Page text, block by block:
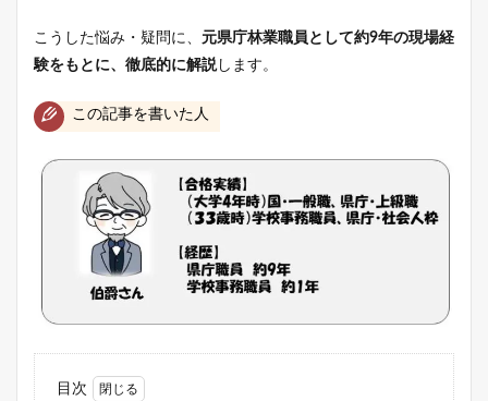
こうした悩み・疑問に、 元県庁林業職員として約9年の現場経
験をもとに、徹底的に解説します。
この記事を書いた人
目次